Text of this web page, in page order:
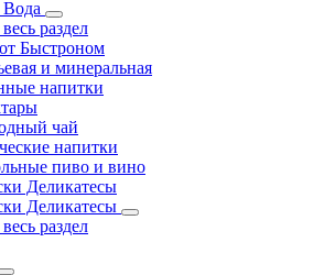
раздел
Быстроном
и минеральная
напитки
чай
напитки
пиво и вино
Деликатесы
Деликатесы
раздел